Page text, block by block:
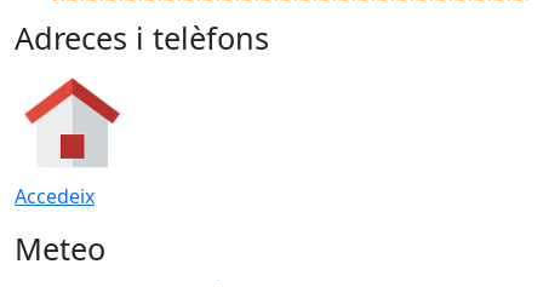
Adreces i telèfons
Accedeix
Meteo